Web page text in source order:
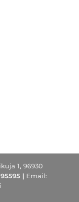
1, 96930
| Email: